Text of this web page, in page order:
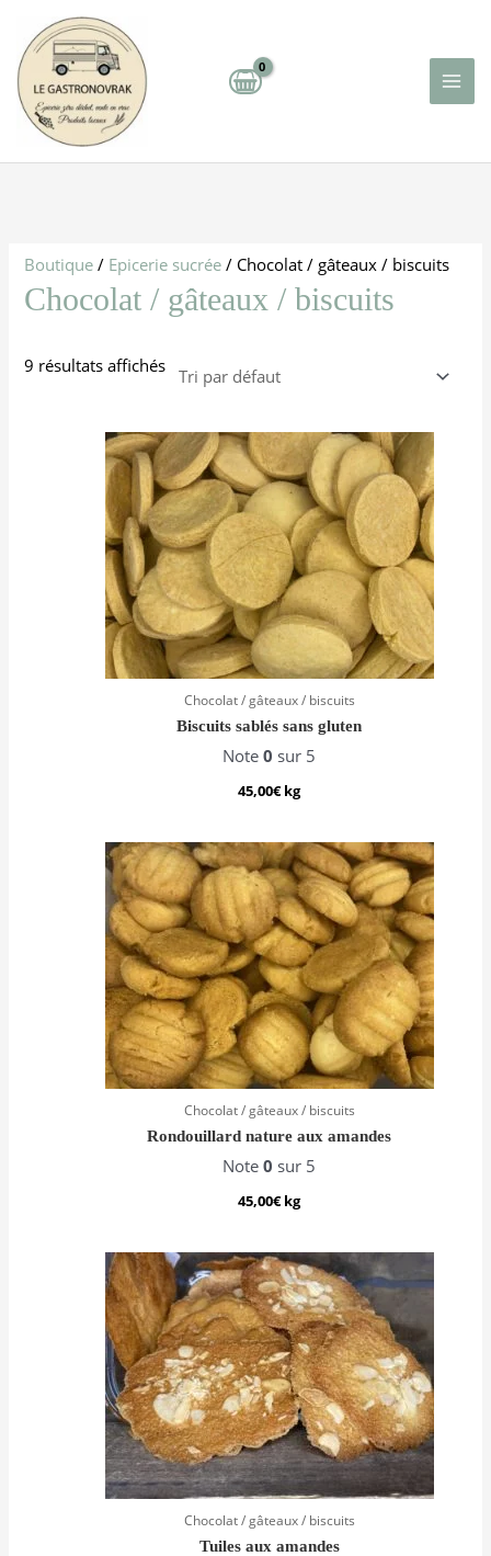
contenu
Boutique / Epicerie sucrée / Chocolat / gâteaux / biscuits
Chocolat / gâteaux / biscuits
9 résultats affichés
Chocolat / gâteaux / biscuits
Biscuits sablés sans gluten
Note0 sur 5
45,00€kg
Chocolat / gâteaux / biscuits
Rondouillard nature aux amandes
Note0 sur 5
45,00€kg
Chocolat / gâteaux / biscuits
Tuiles aux amandes